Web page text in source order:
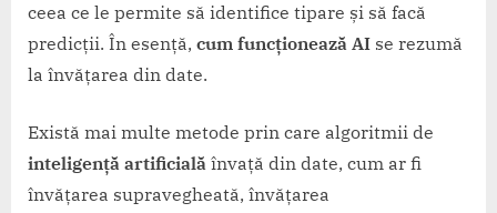
ceea ce le permite să identifice tipare și să facă
predicții. În esență, cum funcționează AI se rezumă
la învățarea din date.
Există mai multe metode prin care algoritmii de
inteligență artificială învață din date, cum ar fi
învățarea supravegheată, învățarea